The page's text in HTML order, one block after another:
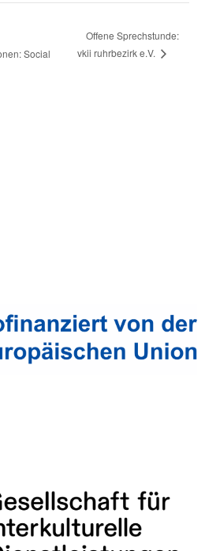
Social
Offene Sprechstunde:
vkii ruhrbezirk e.V.